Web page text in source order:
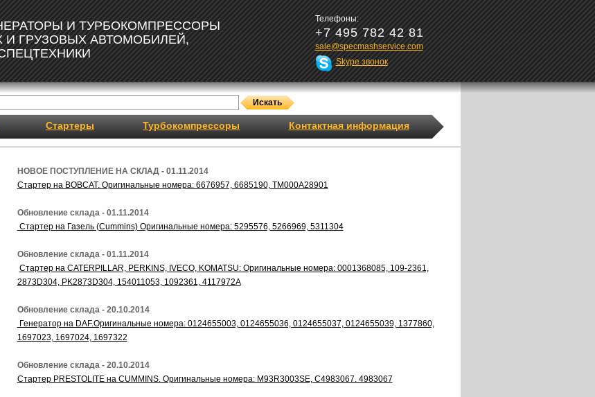
И ТУРБОКОМПРЕССОРЫ
И ГРУЗОВЫХ АВТОМОБИЛЕЙ,
Телефоны:
+7 495 782 42 81
sale@specmashservice.com
Skype звонок
Стартеры Турбокомпрессоры Контактная информация
НОВОЕ ПОСТУПЛЕНИЕ НА СКЛАД - 01.11.2014
Стартер на BOBCAT. Оригинальные номера: 6676957, 6685190, TM000A28901
Обновление склада - 01.11.2014
Стартер на Газель (Cummins) Оригинальные номера: 5295576, 5266969, 5311304
Обновление склада - 01.11.2014
Стартер на CATERPILLAR, PERKINS, IVECO, KOMATSU: Оригинальные номера: 0001368085, 109-2361,
2873D304, PK2873D304, 154011053, 1092361, 4117972A
Обновление склада - 20.10.2014
Генератор на DAF.Оригинальные номера: 0124655003, 0124655036, 0124655037, 0124655039, 1377860,
1697023, 1697024, 1697322
Обновление склада - 20.10.2014
Стартер PRESTOLITE на CUMMINS. Оригинальные номера: M93R3003SE, C4983067. 4983067